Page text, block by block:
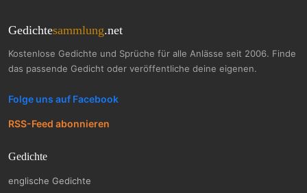
Gedichtesammlung.net
Kostenlose Gedichte und Sprüche für alle Anlässe seit 2006. Finde
das passende Gedicht oder veröffentliche deine eigenen.
Folge uns auf Facebook
RSS-Feed abonnieren
Gedichte
englische Gedichte